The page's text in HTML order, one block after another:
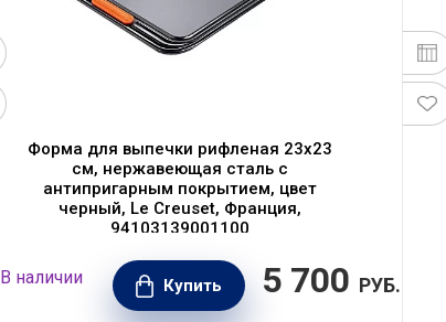
Форма для выпечки рифленая 23х23
см, нержавеющая сталь с
антипригарным покрытием, цвет
черный, Le Creuset, Франция,
94103139001100
В наличии Купить 5 700 РУБ.